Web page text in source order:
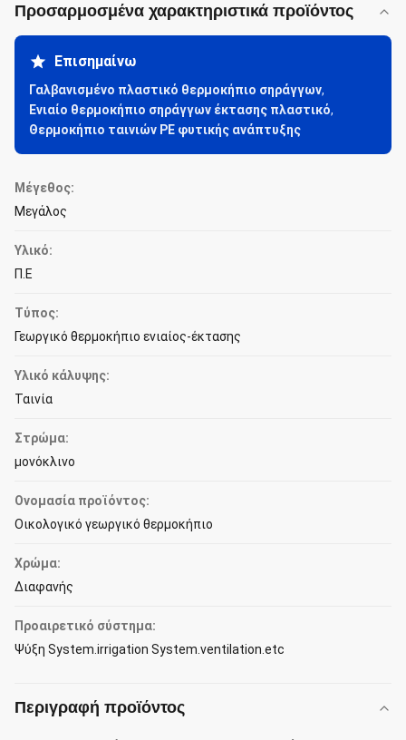
Προσαρμοσμένα χαρακτηριστικά προϊόντος
Επισημαίνω
Γαλβανισμένο πλαστικό θερμοκήπιο σηράγγων,
Ενιαίο θερμοκήπιο σηράγγων έκτασης πλαστικό,
Θερμοκήπιο ταινιών PE φυτικής ανάπτυξης
Μέγεθος:
Μεγάλος
Υλικό:
Π.Ε
Τύπος:
Γεωργικό θερμοκήπιο ενιαίος-έκτασης
Υλικό κάλυψης:
Ταινία
Στρώμα:
μονόκλινο
Ονομασία προϊόντος:
Οικολογικό γεωργικό θερμοκήπιο
Χρώμα:
Διαφανής
Προαιρετικό σύστημα:
Ψύξη System.irrigation System.ventilation.etc
Περιγραφή προϊόντος